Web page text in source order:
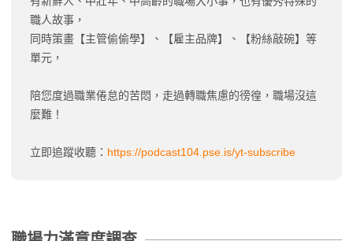
職人故事，
同時策畫【主管偷偷學】、【雇主品牌】、【粉絲敲碗】等
單元，
陪您度過職業倦怠的苦悶，走過轉職焦慮的徬徨，職場沒這
麼難！
立即追蹤收聽： https://podcast104.pse.is/yt-subscribe